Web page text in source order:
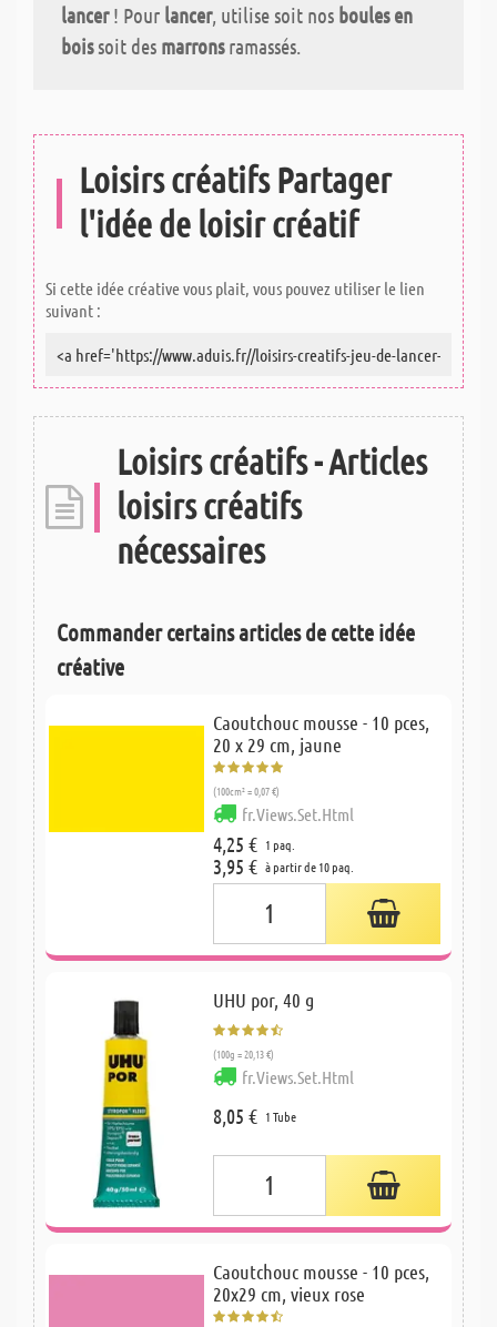
lancer! Pour lancer, utilise soit nos boules en
boissoit des marronsramassés.
Loisirs créatifs Partager
l'idée de loisir créatif
Si cette idée créative vous plait, vous pouvez utiliser le lien
suivant :
Loisirs créatifs - Articles
loisirs créatifs
nécessaires
Commander certains articles de cette idée
créative
Caoutchouc mousse - 10 pces,
20 x 29 cm, jaune
(100cm² = 0,07 €)
fr.Views.Set.Html
4,25 € 1 paq.
3,95 € à partir de 10 paq.
UHU por, 40 g
(100g = 20,13 €)
fr.Views.Set.Html
8,05 € 1 Tube
Caoutchouc mousse - 10 pces,
20x29 cm, vieux rose